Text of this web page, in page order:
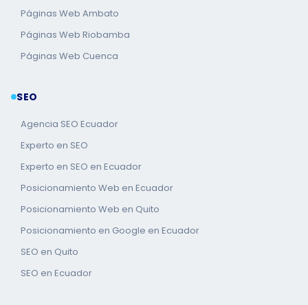
Páginas Web Ambato
Páginas Web Riobamba
Páginas Web Cuenca
SEO
Agencia SEO Ecuador
Experto en SEO
Experto en SEO en Ecuador
Posicionamiento Web en Ecuador
Posicionamiento Web en Quito
Posicionamiento en Google en Ecuador
SEO en Quito
SEO en Ecuador